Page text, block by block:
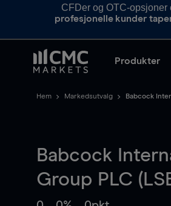
CFDer og OTC-
profesjonelle kunder
Produkter
Hem Markedsutvalg Babcock
Babcock
Group PLC